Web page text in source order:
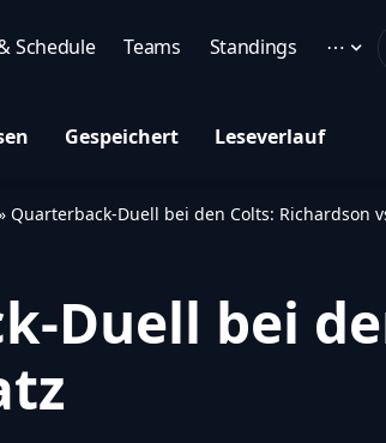
Schedule Teams Standings ⋯
Gespeichert Leseverlauf
Quarterback-Duell bei den Colts: Richardson
Duell bei